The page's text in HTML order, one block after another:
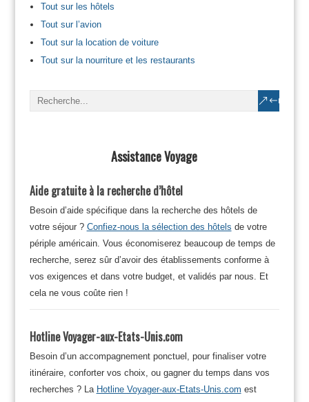
Tout sur les hôtels
Tout sur l’avion
Tout sur la location de voiture
Tout sur la nourriture et les restaurants
Assistance Voyage
Aide gratuite à la recherche d’hôtel
Besoin d’aide spécifique dans la recherche des hôtels de
votre séjour ? Confiez-nous la sélection des hôtels de votre
périple américain. Vous économiserez beaucoup de temps de
recherche, serez sûr d’avoir des établissements conforme à
vos exigences et dans votre budget, et validés par nous. Et
cela ne vous coûte rien !
Hotline Voyager-aux-Etats-Unis.com
Besoin d’un accompagnement ponctuel, pour finaliser votre
itinéraire, conforter vos choix, ou gagner du temps dans vos
recherches ? La Hotline Voyager-aux-Etats-Unis.com est